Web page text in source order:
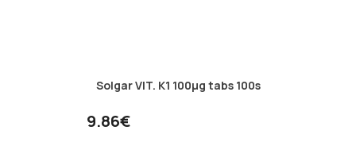
Solgar VIT. K1 100μg tabs 100s
9.86€